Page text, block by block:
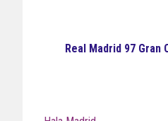
Real Madrid 97 Gran